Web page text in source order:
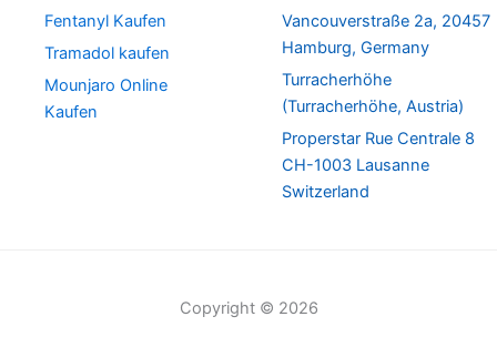
Fentanyl Kaufen
Tramadol kaufen
Mounjaro Online
Kaufen
Vancouverstraße 2a, 20457
Hamburg, Germany
Turracherhöhe
(Turracherhöhe, Austria)
Properstar Rue Centrale 8
CH-1003 Lausanne
Switzerland
Copyright © 2026